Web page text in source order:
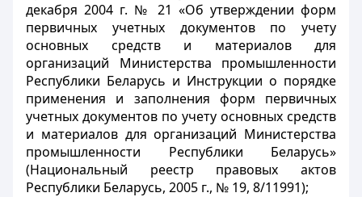
декабря 2004 г. № 21 «Об утверждении форм
первичных учетных документов по учету
основных средств и материалов для
организаций Министерства промышленности
Республики Беларусь и Инструкции о порядке
применения и заполнения форм первичных
учетных документов по учету основных средств
и материалов для организаций Министерства
промышленности Республики Беларусь»
(Национальный реестр правовых актов
Республики Беларусь, 2005 г., № 19, 8/11991);